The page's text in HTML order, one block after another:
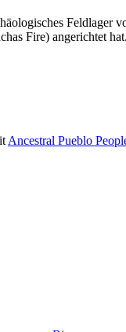
Feldlager
Fire) angerichtet
Ancestral Pueblo